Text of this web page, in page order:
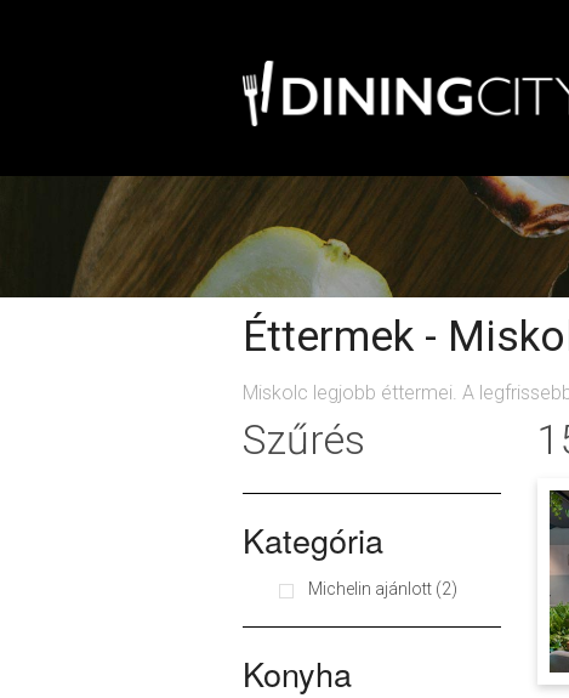
Éttermek -
Miskolc legjobb éttermei. A
Szűrés
Kategória
Michelin ajánlott (2)
Konyha